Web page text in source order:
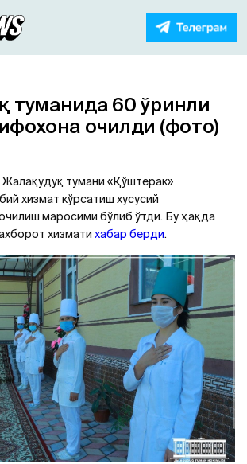
туманида 60 ўринли
очилди (фото)
тумани «Қўштерак»
хизмат кўрсатиш хусусий
маросими бўлиб ўтди. Бу ҳақда
хизмати хабар берди.